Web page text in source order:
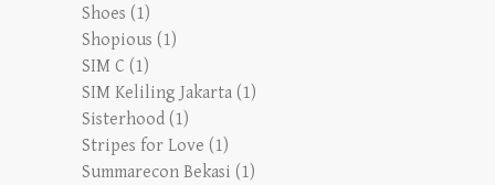
Shoes (1)
Shopious (1)
SIM C (1)
SIM Keliling Jakarta (1)
Sisterhood (1)
Stripes for Love (1)
Summarecon Bekasi (1)